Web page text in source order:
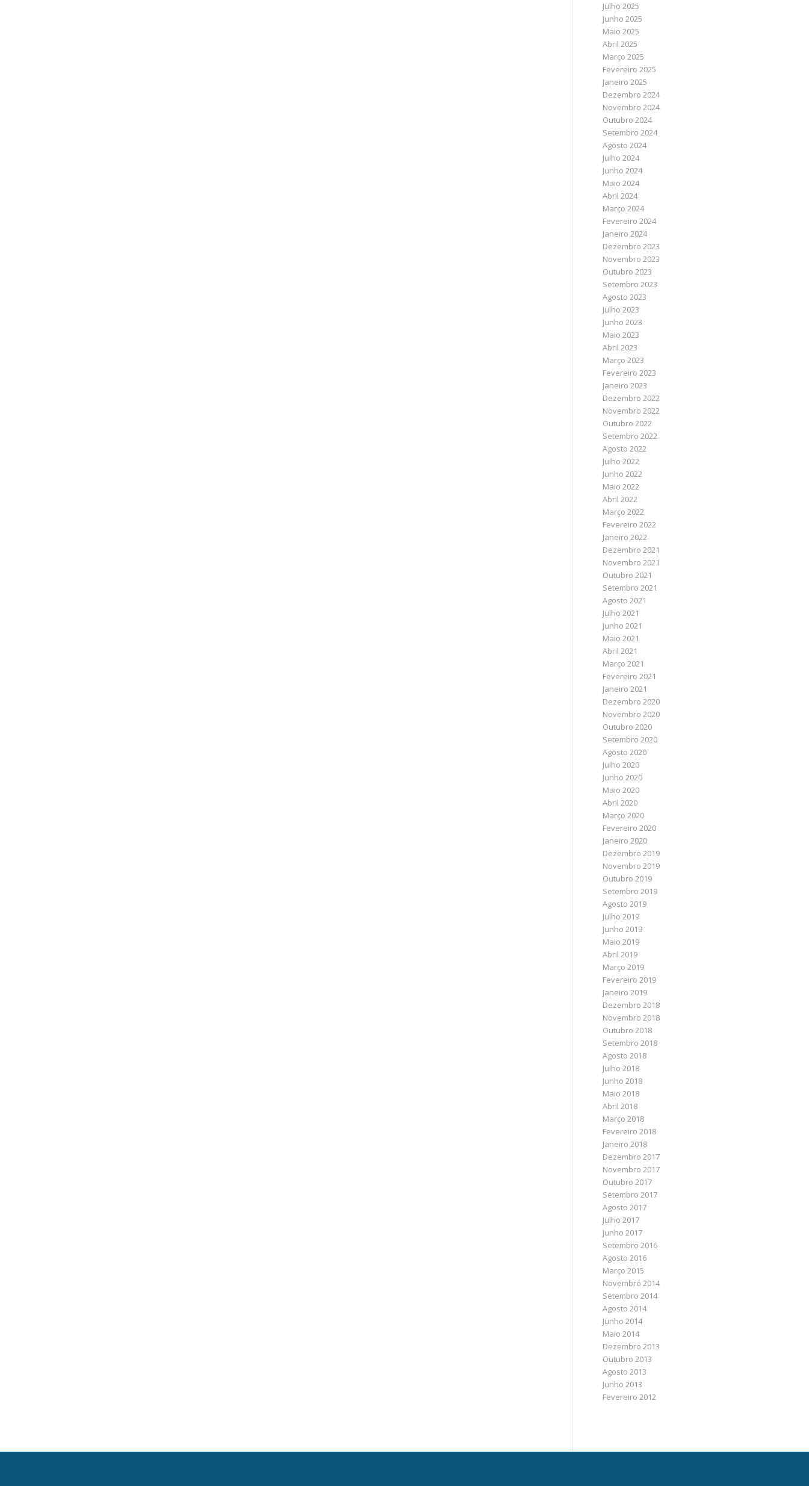
Julho 2025
Junho 2025
Maio 2025
Abril 2025
Março 2025
Fevereiro 2025
Janeiro 2025
Dezembro 2024
Novembro 2024
Outubro 2024
Setembro 2024
Agosto 2024
Julho 2024
Junho 2024
Maio 2024
Abril 2024
Março 2024
Fevereiro 2024
Janeiro 2024
Dezembro 2023
Novembro 2023
Outubro 2023
Setembro 2023
Agosto 2023
Julho 2023
Junho 2023
Maio 2023
Abril 2023
Março 2023
Fevereiro 2023
Janeiro 2023
Dezembro 2022
Novembro 2022
Outubro 2022
Setembro 2022
Agosto 2022
Julho 2022
Junho 2022
Maio 2022
Abril 2022
Março 2022
Fevereiro 2022
Janeiro 2022
Dezembro 2021
Novembro 2021
Outubro 2021
Setembro 2021
Agosto 2021
Julho 2021
Junho 2021
Maio 2021
Abril 2021
Março 2021
Fevereiro 2021
Janeiro 2021
Dezembro 2020
Novembro 2020
Outubro 2020
Setembro 2020
Agosto 2020
Julho 2020
Junho 2020
Maio 2020
Abril 2020
Março 2020
Fevereiro 2020
Janeiro 2020
Dezembro 2019
Novembro 2019
Outubro 2019
Setembro 2019
Agosto 2019
Julho 2019
Junho 2019
Maio 2019
Abril 2019
Março 2019
Fevereiro 2019
Janeiro 2019
Dezembro 2018
Novembro 2018
Outubro 2018
Setembro 2018
Agosto 2018
Julho 2018
Junho 2018
Maio 2018
Abril 2018
Março 2018
Fevereiro 2018
Janeiro 2018
Dezembro 2017
Novembro 2017
Outubro 2017
Setembro 2017
Agosto 2017
Julho 2017
Junho 2017
Setembro 2016
Agosto 2016
Março 2015
Novembro 2014
Setembro 2014
Agosto 2014
Junho 2014
Maio 2014
Dezembro 2013
Outubro 2013
Agosto 2013
Junho 2013
Fevereiro 2012